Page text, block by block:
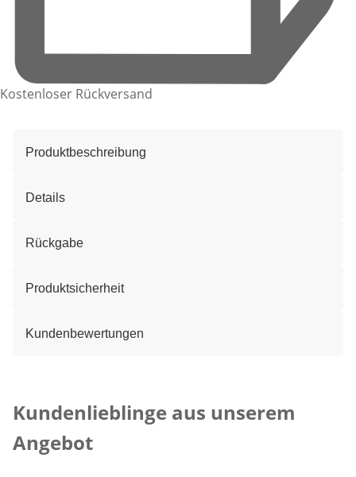
Kostenloser Rückversand
Produktbeschreibung
Details
Rückgabe
Produktsicherheit
Kundenbewertungen
Kundenlieblinge aus unserem
Angebot